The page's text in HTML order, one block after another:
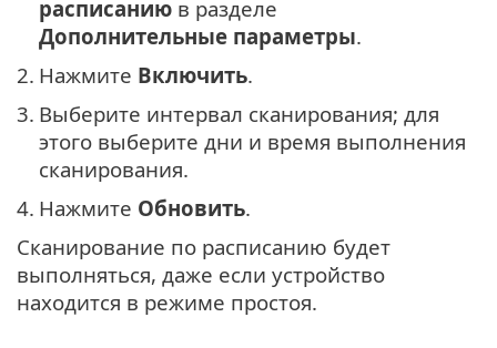
расписанию в разделе
Дополнительные параметры.
2. Нажмите Включить.
3. Выберите интервал сканирования; для
этого выберите дни и время выполнения
сканирования.
4. Нажмите Обновить.
Сканирование по расписанию будет
выполняться, даже если устройство
находится в режиме простоя.